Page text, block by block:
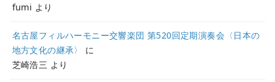
fumi より
名古屋フィルハーモニー交響楽団 第520回定期演奏会〈日本の
地方文化の継承〉
に
芝崎浩三 より